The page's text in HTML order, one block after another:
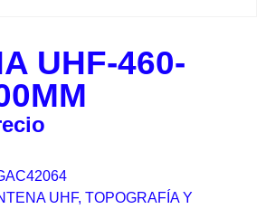
UHF-460-
UHF, TOPOGRAFÍA Y